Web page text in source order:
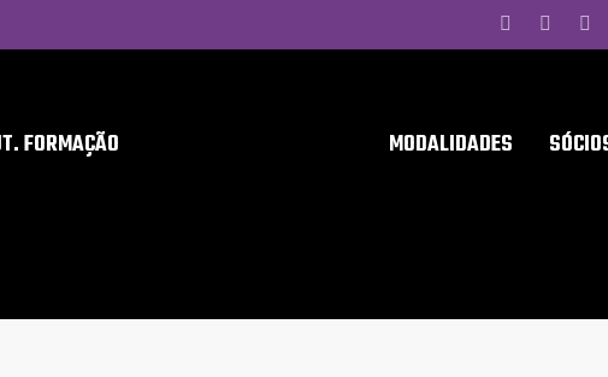
FORMAÇÃO MODALIDADES